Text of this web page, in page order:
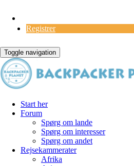
Registrer
Toggle navigation
Start her
Forum
Spørg om lande
Spørg om interesser
Spørg om andet
Rejsekammerater
Afrika